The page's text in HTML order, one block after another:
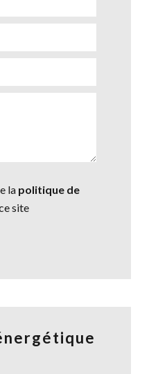
la politique de
site